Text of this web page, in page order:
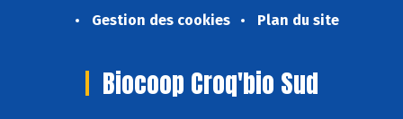
Gestion des cookies
Plan du site
Biocoop Croq'bio Sud